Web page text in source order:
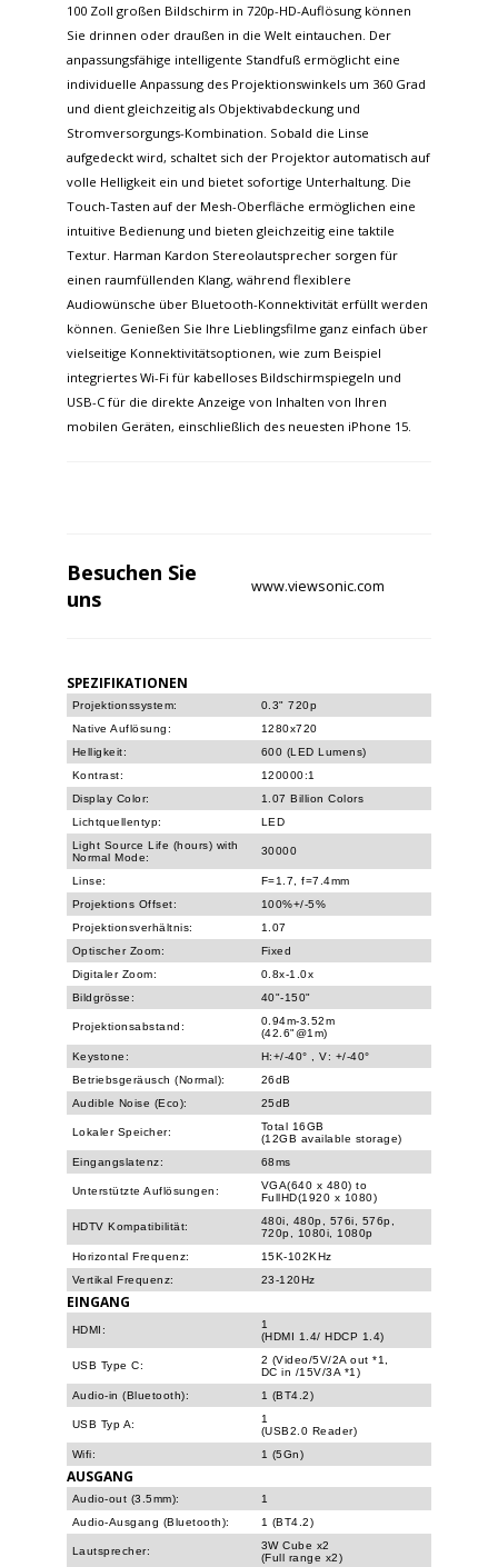
100 Zoll großen Bildschirm in 720p-HD-Auflösung können
Sie drinnen oder draußen in die Welt eintauchen. Der
anpassungsfähige intelligente Standfuß ermöglicht eine
individuelle Anpassung des Projektionswinkels um 360 Grad
und dient gleichzeitig als Objektivabdeckung und
Stromversorgungs-Kombination. Sobald die Linse
aufgedeckt wird, schaltet sich der Projektor automatisch auf
volle Helligkeit ein und bietet sofortige Unterhaltung. Die
Touch-Tasten auf der Mesh-Oberfläche ermöglichen eine
intuitive Bedienung und bieten gleichzeitig eine taktile
Textur. Harman Kardon Stereolautsprecher sorgen für
einen raumfüllenden Klang, während flexiblere
Audiowünsche über Bluetooth-Konnektivität erfüllt werden
können. Genießen Sie Ihre Lieblingsfilme ganz einfach über
vielseitige Konnektivitätsoptionen, wie zum Beispiel
integriertes Wi-Fi für kabelloses Bildschirmspiegeln und
USB-C für die direkte Anzeige von Inhalten von Ihren
mobilen Geräten, einschließlich des neuesten iPhone 15.
Besuchen Sie
uns
www.viewsonic.com
SPEZIFIKATIONEN
Projektionssystem:
0.3" 720p
Native Auflösung:
1280x720
Helligkeit:
600 (LED Lumens)
Kontrast:
120000:1
Display Color:
1.07 Billion Colors
Lichtquellentyp:
LED
Light Source Life (hours) with
Normal Mode:
30000
Linse:
F=1.7, f=7.4mm
Projektions Offset:
100%+/-5%
Projektionsverhältnis:
1.07
Optischer Zoom:
Fixed
Digitaler Zoom:
0.8x-1.0x
Bildgrösse:
40"-150"
Projektionsabstand:
0.94m-3.52m
(42.6"@1m)
Keystone:
H:+/-40° , V: +/-40°
Betriebsgeräusch (Normal):
26dB
Audible Noise (Eco):
25dB
Lokaler Speicher:
Total 16GB
(12GB available storage)
Eingangslatenz:
68ms
Unterstützte Auflösungen:
VGA(640 x 480) to
FullHD(1920 x 1080)
HDTV Kompatibilität:
480i, 480p, 576i, 576p,
720p, 1080i, 1080p
Horizontal Frequenz:
15K-102KHz
Vertikal Frequenz:
23-120Hz
EINGANG
HDMI:
1
(HDMI 1.4/ HDCP 1.4)
USB Type C:
2 (Video/5V/2A out *1,
DC in /15V/3A *1)
Audio-in (Bluetooth):
1 (BT4.2)
USB Typ A:
1
(USB2.0 Reader)
Wifi:
1 (5Gn)
AUSGANG
Audio-out (3.5mm):
1
Audio-Ausgang (Bluetooth):
1 (BT4.2)
Lautsprecher:
3W Cube x2
(Full range x2)